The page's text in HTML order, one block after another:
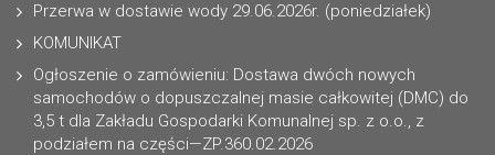
Przerwa w dostawie wody 29.06.2026r. (poniedziałek)
KOMUNIKAT
Ogłoszenie o zamówieniu: Dostawa dwóch nowych
samochodów o dopuszczalnej masie całkowitej (DMC) do
3,5 t dla Zakładu Gospodarki Komunalnej sp. z o.o., z
podziałem na części—ZP.360.02.2026